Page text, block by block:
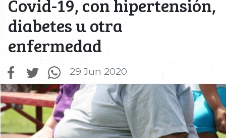
Covid-19, con hipertensión,
diabetes u otra
enfermedad
29 Jun 2020